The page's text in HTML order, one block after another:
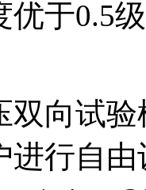
优于0.5
双向试
行自